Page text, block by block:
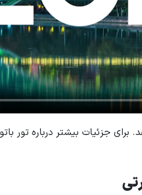
برای جزئیات بیشتر درباره تور